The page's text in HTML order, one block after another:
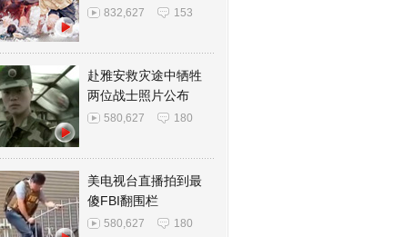
832,627 153
赴雅安救灾途中牺牲
两位战士照片公布
580,627 180
美电视台直播拍到最
傻FBI翻围栏
580,627 180